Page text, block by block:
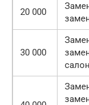
20 000
30 000